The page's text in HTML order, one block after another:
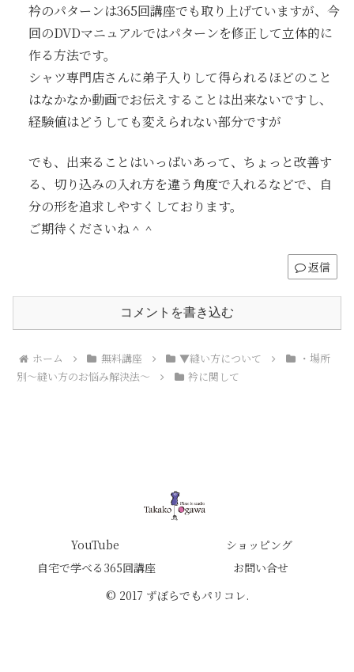
衿のパターンは365回講座でも取り上げていますが、今
回のDVDマニュアルではパターンを修正して立体的に
作る方法です。
シャツ専門店さんに弟子入りして得られるほどのこと
はなかなか動画でお伝えすることは出来ないですし、
経験値はどうしても変えられない部分ですが
でも、出来ることはいっぱいあって、ちょっと改善す
る、切り込みの入れ方を違う角度で入れるなどで、自
分の形を追求しやすくしております。
ご期待くださいね＾＾
返信
コメントを書き込む
ホーム 無料講座 ▼縫い方について
・場所
別～縫い方のお悩み解決法～
衿に関して
YouTube
ショッピング
自宅で学べる365回講座
お問い合せ
© 2017 ずぼらでもパリコレ.